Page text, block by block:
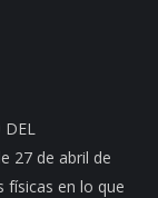
27 de abril de
físicas en lo que